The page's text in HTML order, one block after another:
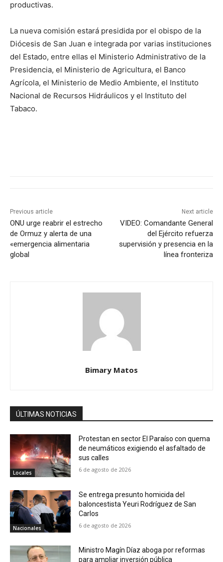
productivas.
La nueva comisión estará presidida por el obispo de la
Diócesis de San Juan e integrada por varias instituciones
del Estado, entre ellas el Ministerio Administrativo de la
Presidencia, el Ministerio de Agricultura, el Banco
Agrícola, el Ministerio de Medio Ambiente, el Instituto
Nacional de Recursos Hidráulicos y el Instituto del
Tabaco.
Previous article
ONU urge reabrir el estrecho
de Ormuz y alerta de una
«emergencia alimentaria
global
Next article
VIDEO: Comandante General
del Ejército refuerza
supervisión y presencia en la
línea fronteriza
Bimary Matos
ÚLTIMAS NOTICIAS
Locales
Protestan en sector El Paraíso con quema
de neumáticos exigiendo el asfaltado de
sus calles
6 de agosto de 2026
Nacionales
Se entrega presunto homicida del
baloncestista Yeuri Rodríguez de San
Carlos
6 de agosto de 2026
Ministro Magín Díaz aboga por reformas
para ampliar inversión pública